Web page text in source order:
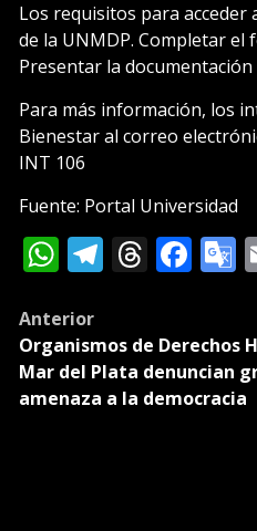
Los requisitos para
de la UNMDP. Completar
Presentar la
Para más información, los
Bienestar al correo
INT 106
Fuente: Portal Universidad
WhatsApp
Post
navigation
Anterior
Organismos de Derechos
Mar del Plata denuncian
amenaza a la democracia